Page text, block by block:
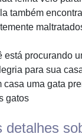
também
está procurando
para sua
casa uma gata
gatos
detalhes